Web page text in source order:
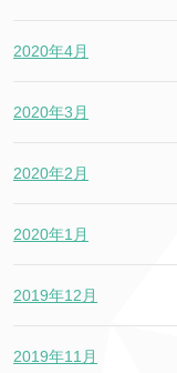
2020年4月
2020年3月
2020年2月
2020年1月
2019年12月
2019年11月